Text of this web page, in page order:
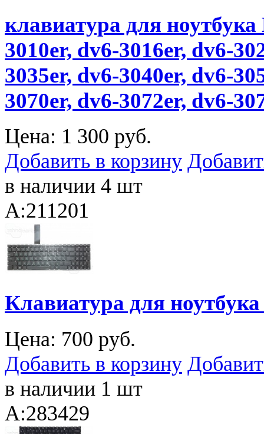
клавиатура для
3010er, dv6-3016er, dv6-
3035er, dv6-3040er, dv6-
3070er, dv6-3072er, dv6-
Цена: 1 300 руб.
Добавить в корзину
в наличии 4 шт
A:211201
Клавиатура для
Цена: 700 руб.
Добавить в корзину
в наличии 1 шт
A:283429